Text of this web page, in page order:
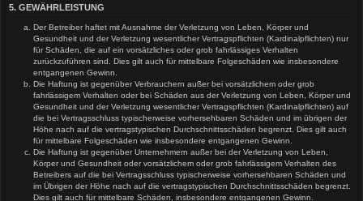
5. GEWÄHRLEISTUNG
Der Betreiber haftet mit Ausnahme der Verletzung von Leben, Körper und
Gesundheit und der Verletzung wesentlicher Vertragspflichten (Kardinalpflichten) nur
für Schäden, die auf ein vorsätzliches oder grob fahrlässiges Verhalten
zurückzuführen sind. Dies gilt auch für mittelbare Folgeschäden wie insbesondere
entgangenen Gewinn.
Die Haftung ist gegenüber Verbrauchern außer bei vorsätzlichem oder grob
fahrlässigem Verhalten oder bei Schäden aus der Verletzung von Leben, Körper und
Gesundheit und der Verletzung wesentlicher Vertragspflichten (Kardinalpflichten) auf
die bei Vertragsschluss typischerweise vorhersehbaren Schäden und im übrigen der
Höhe nach auf die vertragstypischen Durchschnittsschäden begrenzt. Dies gilt auch
für mittelbare Folgeschäden wie insbesondere entgangenen Gewinn.
Die Haftung ist gegenüber Unternehmern außer bei der Verletzung von Leben,
Körper und Gesundheit oder vorsätzlichem oder grob fahrlässigem Verhalten des
Betreibers auf die bei Vertragsschluss typischerweise vorhersehbaren Schäden und
im Übrigen der Höhe nach auf die vertragstypischen Durchschnittsschäden begrenzt.
Dies gilt auch für mittelbare Schäden, insbesondere entgangenen Gewinn.